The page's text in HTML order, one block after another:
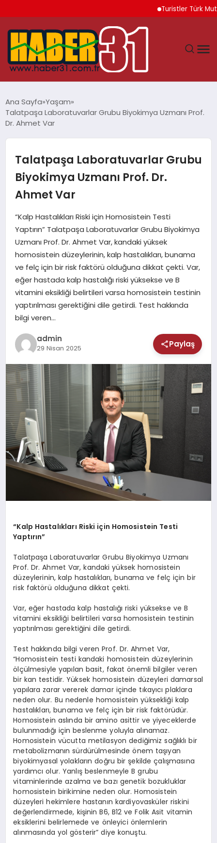
Turistler Türk
HATAY
GÜNDEM
MAGAZIN
SAĞLIK
TEKNOLOJI
Ana Sayfa Yaşam
Talatpaşa Laboratuvarlar Grubu Biyokimya Uzmanı Prof.
Dr. Ahmet Var
Talatpaşa Laboratuvarlar Grubu
Biyokimya Uzmanı Prof. Dr.
Ahmet Var
“Kalp Hastalıkları Riski için Homosistein Testi
Yaptırın” Talatpaşa Laboratuvarlar Grubu Biyokimya
Uzmanı Prof. Dr. Ahmet Var, kandaki yüksek
homosistein düzeylerinin, kalp hastalıkları, bunama
ve felç için bir risk faktörü olduğuna dikkat çekti. Var,
eğer hastada kalp hastalığı riski yüksekse ve B
vitamini eksikliği belirtileri varsa homosistein testinin
yaptırılması gerektiğini dile getirdi. Test hakkında
bilgi veren…
admin
29 Nisan 2025 Paylaş
“Kalp Hastalıkları Riski için Homosistein Testi
Yaptırın”
Talatpaşa Laboratuvarlar Grubu Biyokimya Uzmanı
Prof. Dr. Ahmet Var, kandaki yüksek homosistein
düzeylerinin, kalp hastalıkları, bunama ve felç için bir
risk faktörü olduğuna dikkat çekti.
Var, eğer hastada kalp hastalığı riski yüksekse ve B
vitamini eksikliği belirtileri varsa homosistein testinin
yaptırılması gerektiğini dile getirdi.
Test hakkında bilgi veren Prof. Dr. Ahmet Var,
“Homosistein testi kandaki homosistein düzeylerinin
ölçülmesiyle yapılan basit, fakat önemli bilgiler veren
bir kan testidir. Yüksek homosistein düzeyleri damarsal
yapılara zarar vererek damar içinde tıkayıcı plaklara
neden olur. Bu nedenle homosistein yüksekliği kalp
hastalıkları, bunama ve felç için bir risk faktörüdür.
Homosistein aslında bir amino asittir ve yiyeceklerde
bulunmadığı için beslenme yoluyla alınamaz.
Homosistein vücutta metilasyon dediğimiz sağlıklı bir
metabolizmanın sürdürülmesinde önem taşıyan
biyokimyasal yolakların doğru bir şekilde çalışmasına
yardımcı olur. Yanlış beslenmeyle B grubu
vitaminlerinde azalma ve bazı genetik bozukluklar
homosistein birikimine neden olur. Homosistein
düzeyleri hekimlere hastanın kardiyovasküler riskini
değerlendirmede, kişinin B6, B12 ve Folik Asit vitamin
eksiklerini belirlemede ve önleyici önlemlerin
alınmasında yol gösterir” diye konuştu.